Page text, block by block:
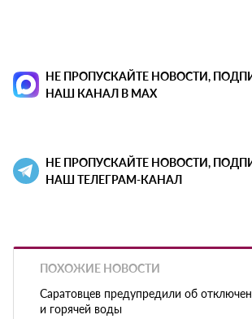
НЕ ПРОПУСКАЙТЕ НОВОСТИ,
НАШ КАНАЛ В MAX
НЕ ПРОПУСКАЙТЕ НОВОСТИ,
НАШ ТЕЛЕГРАМ-КАНАЛ
ПОХОЖИЕ НОВОСТИ
Саратовцев предупредили об
и горячей воды